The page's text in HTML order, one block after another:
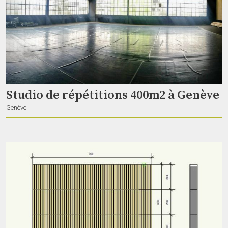
Pieds de hauts parleurs
Deborah28
Vevey
Studio de répétitions 400m2 à Genève
Genève